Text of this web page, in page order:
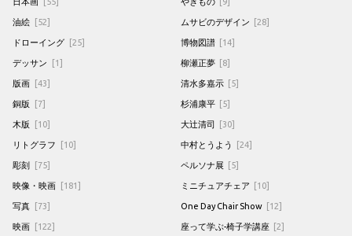
油絵 [52]
ドローイング [25]
デッサン [1]
版画 [43]
銅版 [7]
木版 [10]
リトグラフ [10]
彫刻 [75]
映像・映画 [181]
写真 [73]
映画 [122]
ムサビのデザイン [28]
博物図譜 [14]
柳瀬正夢 [8]
清水多嘉示 [5]
杉浦康平 [5]
大辻清司 [30]
中村とうよう [24]
ペルソナ展 [5]
ミニチュアチェア [10]
One Day Chair Show [12]
座って学ぶ-椅子学講座 [2]